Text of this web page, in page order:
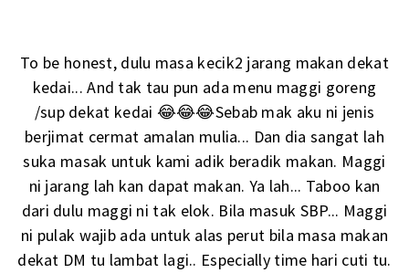
To be honest, dulu masa kecik2 jarang makan dekat
kedai... And tak tau pun ada menu maggi goreng
/sup dekat kedai 😂😂😂Sebab mak aku ni jenis
berjimat cermat amalan mulia... Dan dia sangat lah
suka masak untuk kami adik beradik makan. Maggi
ni jarang lah kan dapat makan. Ya lah... Taboo kan
dari dulu maggi ni tak elok. Bila masuk SBP... Maggi
ni pulak wajib ada untuk alas perut bila masa makan
dekat DM tu lambat lagi.. Especially time hari cuti tu.